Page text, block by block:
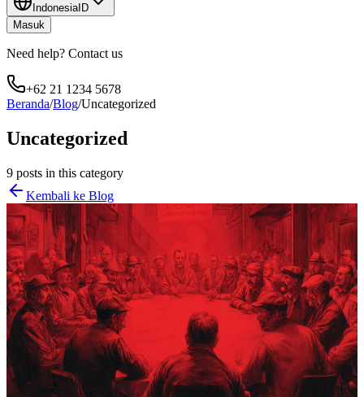
IndonesiaID
Masuk
Need help? Contact us
+62 21 1234 5678
Beranda/Blog/Uncategorized
Uncategorized
9 posts in this category
Kembali ke Blog